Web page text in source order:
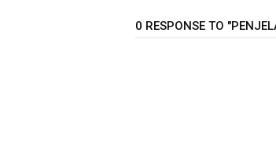
0 RESPONSE TO